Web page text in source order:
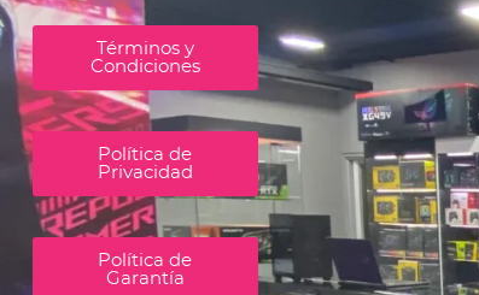
Términos y
Condiciones
Política de
Privacidad
Política de
Garantía